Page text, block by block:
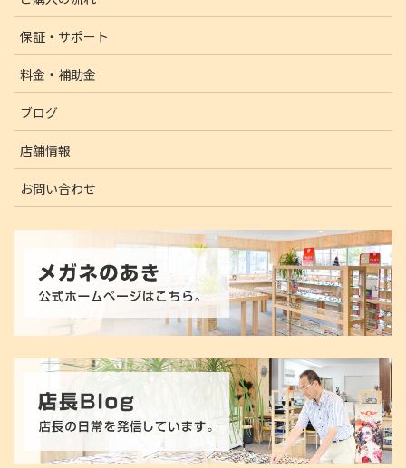
保証・サポート
料金・補助金
ブログ
店舗情報
お問い合わせ